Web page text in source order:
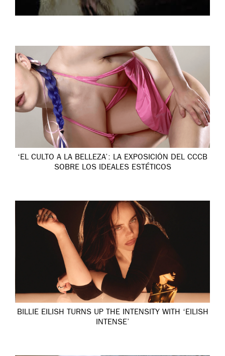
‘EL CULTO A LA BELLEZA’: LA EXPOSICIÓN DEL CCCB
SOBRE LOS IDEALES ESTÉTICOS
BILLIE EILISH TURNS UP THE INTENSITY WITH ‘EILISH
INTENSE’